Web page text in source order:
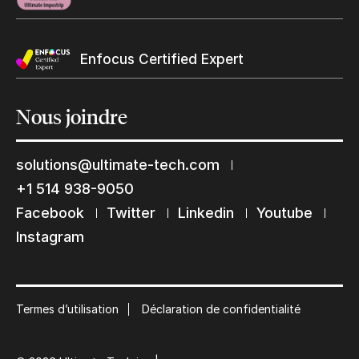
Enfocus Certified Expert
Nousjoindre
solutions@ultimate-tech.com
+1 514 938-9050
Facebook
Twitter Linkedin
Youtube
Instagram
Termes d’utilisation Déclaration de confidentialité
Restons en contact
Abonnez-vous à notre liste de diffusion